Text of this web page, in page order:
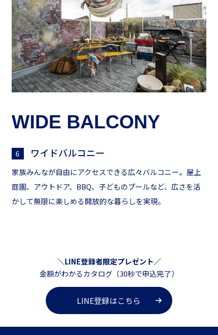
WIDE BALCONY
6 ワイドバルコニー
家族みんなが自由にアクセスできる広々バルコニー。屋上
庭園、アウトドア、BBQ、子どものプールなど、広さを活
かして無限に楽しめる開放的な暮らしを実現。
＼LINE登録者限定プレゼント／
金額がわかるカタログ（30秒で申込完了）
LINE登録はこちら